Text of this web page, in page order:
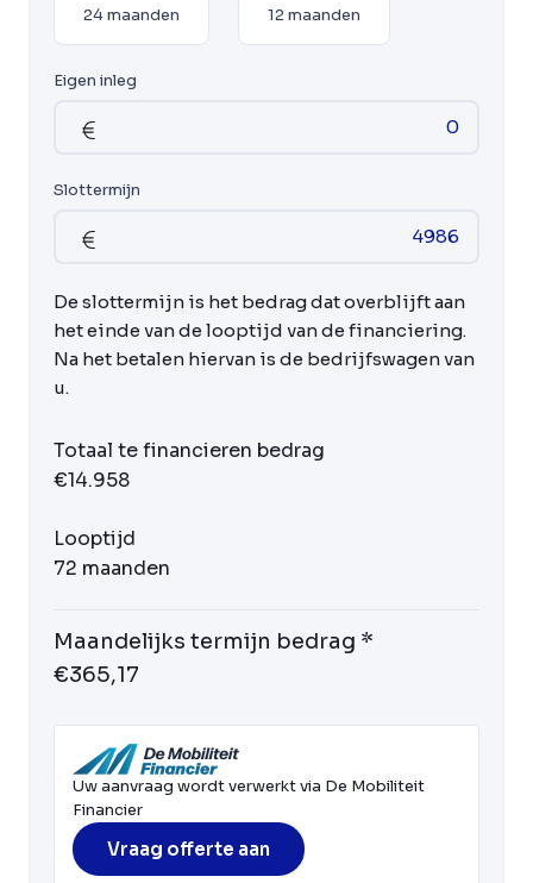
24 maanden 12 maanden
Eigen inleg
Slottermijn
De slottermijn is het bedrag dat overblijft aan
het einde van de looptijd van de financiering.
Na het betalen hiervan is de bedrijfswagen van
u.
Totaal te financieren bedrag
€14.958
Looptijd
72 maanden
Maandelijks termijn bedrag *
€365,17
Uw aanvraag wordt verwerkt via De Mobiliteit
Financier
Vraag offerte aan